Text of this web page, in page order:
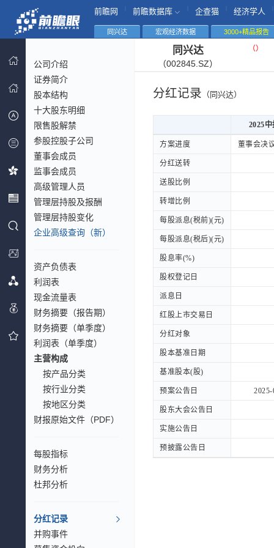
前瞻网 前瞻数据库 企查猫 经济学人
同兴达 宏观经济数据 3000+精品报告
公司介绍
证券简介
股本结构
十大股东明细
限售股解禁
参股控股子公司
董事会成员
监事会成员
高级管理人员
管理层持股及报酬
管理层持股变化
企业高级查询（新）
资产负债表
利润表
现金流量表
财务摘要（报告期）
财务摘要（单季度）
利润表（单季度）
主营构成
按产品分类
按行业分类
按地区分类
财报原始文件（PDF）
每股指标
财务分析
杜邦分析
分红记录
并购事件
同兴达
（002845.SZ）
（）
分红记录 （同兴达）
2025中
2025中
方案进度 董事会决
分红送转
送股比例
转增比例
每股派息(税前)(元)
每股派息(税后)(元)
股息率(%)
股权登记日
派息日
红股上市交易日
分红对象
股本基准日期
基准股本(股)
预案公告日
股东大会公告日
实施公告日
预披露公告日
方案进度
分红送转
送股比例
转增比例
每股派息(税前)(元)
每股派息(税后)(元)
股息率(%)
股权登记日
派息日
红股上市交易日
分红对象
股本基准日期
基准股本(股)
预案公告日
股东大会公告日
实施公告日
预披露公告日